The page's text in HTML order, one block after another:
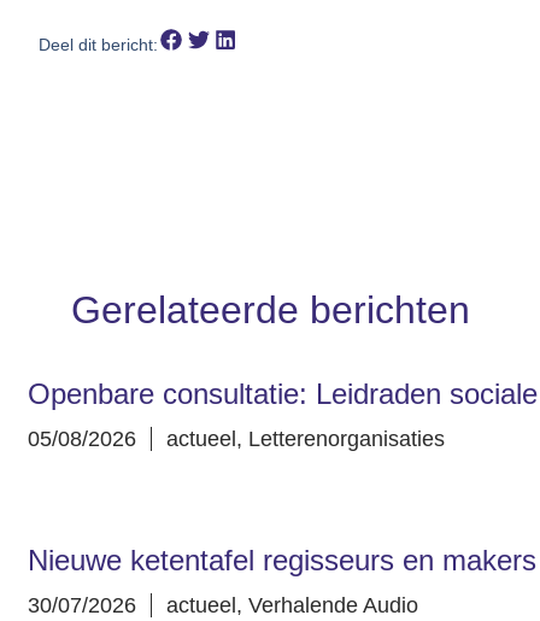
Deel dit bericht:
Gerelateerde berichten
Openbare consultatie: Leidraden
05/08/2026 actueel, Letterenorganisaties
Nieuwe ketentafel regisseurs en
30/07/2026 actueel, Verhalende Audio